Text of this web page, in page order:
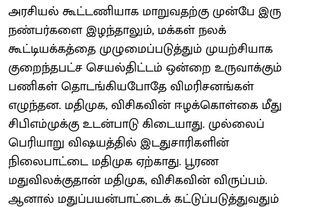
அரசியல் கூட்டணியாக மாறுவதற்கு முன்பே இரு
நண்பர்களை இழந்தாலும், மக்கள் நலக்
கூட்டியக்கத்தை முழுமைப்படுத்தும் முயற்சியாக
குறைந்தபட்ச செயல்திட்டம் ஒன்றை உருவாக்கும்
பணிகள் தொடங்கியபோதே விமரிசனங்கள்
எழுந்தன. மதிமுக, விசிகவின் ஈழக்கொள்கை மீது
சிபிஎம்முக்கு உடன்பாடு கிடையாது. முல்லைப்
பெரியாறு விஷயத்தில் இடதுசாரிகளின்
நிலைபாட்டை மதிமுக ஏற்காது. பூரண
மதுவிலக்குதான் மதிமுக, விசிகவின் விருப்பம்.
ஆனால் மதுப்பயன்பாட்டைக் கட்டுப்படுத்துவதும்